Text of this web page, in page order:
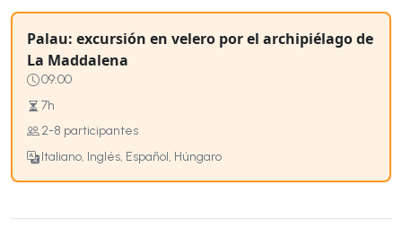
Palau: excursión en velero por el archipiélago de
La Maddalena
09:00
7h
2-8 participantes
Italiano, Inglés, Español, Húngaro